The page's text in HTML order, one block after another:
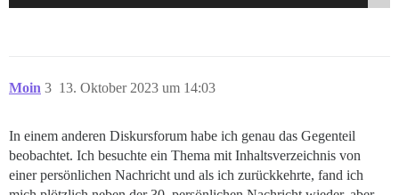
Moin 13. Oktober 2023 um 14:03
3
In einem anderen Diskursforum habe ich genau das Gegenteil
beobachtet. Ich besuchte ein Thema mit Inhaltsverzeichnis von
einer persönlichen Nachricht und als ich zurückkehrte, fand ich